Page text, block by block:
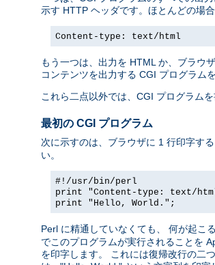
示す HTTP ヘッダです。ほとんどの場
Content-type: text/html
もう一つは、出力を HTML か、ブラウ
コンテンツを出力する CGI プログラム
これら二点以外では、CGI プログラム
最初の CGI プログラム
次に示すのは、ブラウザに 1 行印字す
い。
#!/usr/bin/perl
print "Content-type: text/
print "Hello, World.";
Perl に精通していなくても、 何が起こ
でこのプログラムが実行されることを
を印字します。 これには復帰改行の二